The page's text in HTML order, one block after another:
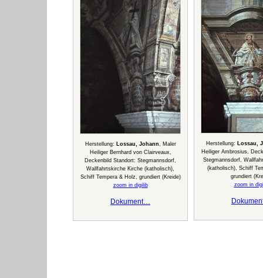
Herstellung: Lossau, Johann , Maler
Heiliger Bernhard von Clairveaux,
Deckenbild Standort: Stegmannsdorf,
Wallfahrtskirche Kirche (katholisch),
Schiff Tempera & Holz, grundiert (Kreide)
zoom in digilib
Dokument…
Herstellung:
Lossau,
Heiliger Ambrosius,
Stegmannsdorf,
(katholisch), Schiff
grundiert
zoom in